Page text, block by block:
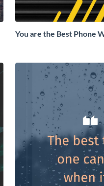
You are the Best Phone